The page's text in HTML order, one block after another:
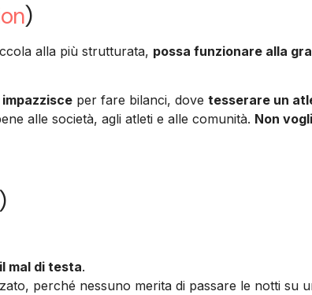
)
alla più strutturata, possa funzionare alla
per fare bilanci, dove tesserare un
alle società, agli atleti e alle comunità. Non
)
mal di testa.
perché nessuno merita di passare le notti su